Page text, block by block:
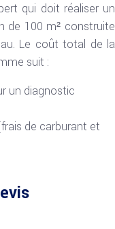
qui doit réaliser un
de 100 m² construite
Le coût total de la
suit :
un diagnostic
de carburant et